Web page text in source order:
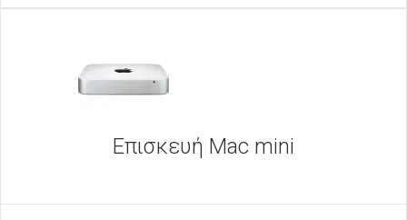
Επισκευή Mac mini